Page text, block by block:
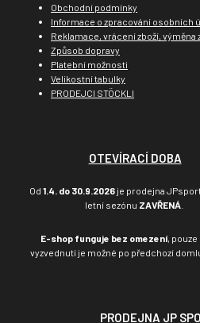
Obchodní podmínky
Informace o zpracování osobních
Reklamace, vrácení zboží, výměna
Způsob dopravy
Platební možnosti
Velikostní tabulky
PRODEJCI STÖCKLI
OTEVÍRACÍ DOBA
Od 1.4. do 30.9.2026je prodejna
letní sezónu ZAVŘENÁ
E-shop funguje bez omezení,
vyzvednutí je možné po předchozí
PRODEJNA JP